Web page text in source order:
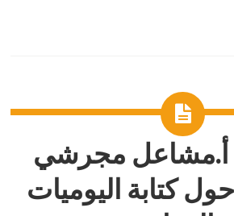
أ.مشاعل مجرشي
كتابة اليوميات